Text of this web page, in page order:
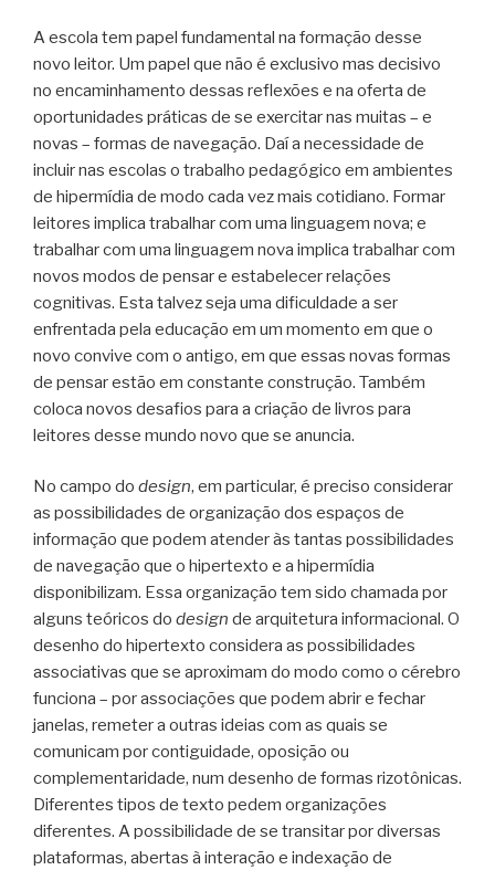
A escola tem papel fundamental na formação desse
novo leitor. Um papel que não é exclusivo mas decisivo
no encaminhamento dessas reflexões e na oferta de
oportunidades práticas de se exercitar nas muitas – e
novas – formas de navegação. Daí a necessidade de
incluir nas escolas o trabalho pedagógico em ambientes
de hipermídia de modo cada vez mais cotidiano. Formar
leitores implica trabalhar com uma linguagem nova; e
trabalhar com uma linguagem nova implica trabalhar com
novos modos de pensar e estabelecer relações
cognitivas. Esta talvez seja uma dificuldade a ser
enfrentada pela educação em um momento em que o
novo convive com o antigo, em que essas novas formas
de pensar estão em constante construção. Também
coloca novos desafios para a criação de livros para
leitores desse mundo novo que se anuncia.
No campo do design, em particular, é preciso considerar
as possibilidades de organização dos espaços de
informação que podem atender às tantas possibilidades
de navegação que o hipertexto e a hipermídia
disponibilizam. Essa organização tem sido chamada por
alguns teóricos do design de arquitetura informacional. O
desenho do hipertexto considera as possibilidades
associativas que se aproximam do modo como o cérebro
funciona – por associações que podem abrir e fechar
janelas, remeter a outras ideias com as quais se
comunicam por contiguidade, oposição ou
complementaridade, num desenho de formas rizotônicas.
Diferentes tipos de texto pedem organizações
diferentes. A possibilidade de se transitar por diversas
plataformas, abertas à interação e indexação de